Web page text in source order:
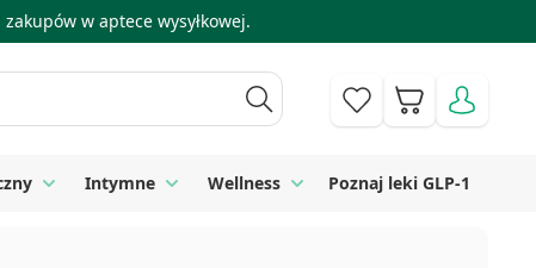
w aptece wysyłkowej.
Koszyk
Toggle submenu for Sprzęt medyczny
Intymne Toggle submenu for Intymne
Wellness Toggle submenu for Wellness
Poznaj leki GLP-1